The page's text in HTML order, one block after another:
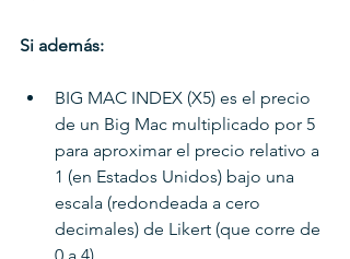
Si además:
BIG MAC INDEX (X5) es el precio
de un Big Mac multiplicado por 5
para aproximar el precio relativo a
1 (en Estados Unidos) bajo una
escala (redondeada a cero
decimales) de Likert (que corre de